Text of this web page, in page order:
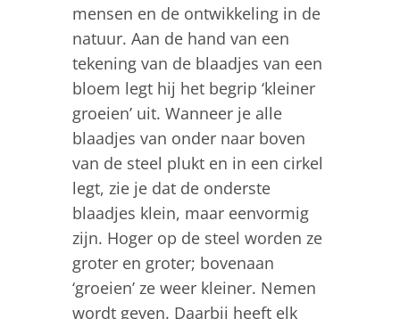
mensen en de ontwikkeling in de
natuur. Aan de hand van een
tekening van de blaadjes van een
bloem legt hij het begrip ‘kleiner
groeien’ uit. Wanneer je alle
blaadjes van onder naar boven
van de steel plukt en in een cirkel
legt, zie je dat de onderste
blaadjes klein, maar eenvormig
zijn. Hoger op de steel worden ze
groter en groter; bovenaan
‘groeien’ ze weer kleiner. Nemen
wordt geven. Daarbij heeft elk